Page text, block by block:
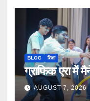
BLOG शिक्षा
ग्राफिक एरा में
AUGUST 7, 2026